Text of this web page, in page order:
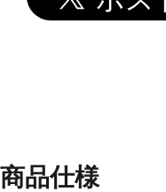
商品仕様